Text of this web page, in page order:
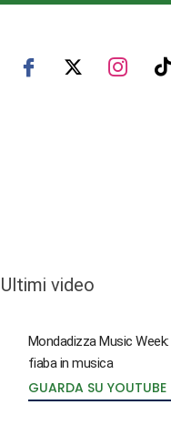
Ultimi video
Mondadizza Music
fiaba in musica
GUARDA SU YOUTUBE